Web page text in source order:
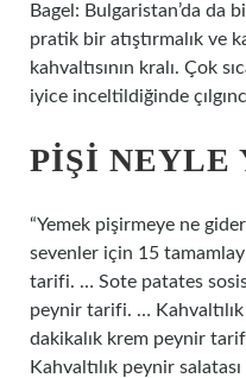
Bagel: Bulgaristan’da da
pratik bir atıştırmalık ve
kahvaltısının kralı. Çok
iyice inceltildiğinde
PIŞI NEYLE
“Yemek pişirmeye ne
sevenler için 15
tarifi. … Sote patates
peynir tarifi. …
dakikalık krem ​​peynir
Kahvaltılık peynir